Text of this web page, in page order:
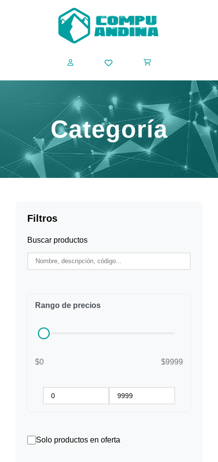
Categoría
Filtros
Buscar productos
Rango de precios
$0 $9999
Solo productos en oferta